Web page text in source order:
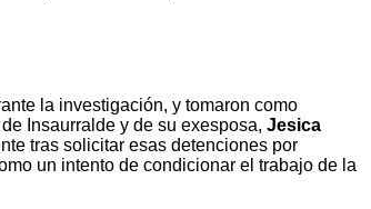
la investigación, y tomaron como
Insaurralde y de su exesposa, Jesica
tras solicitar esas detenciones por
un intento de condicionar el trabajo de la